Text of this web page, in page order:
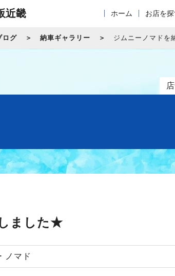
近畿 ホーム お店を探
ログ 納車ギャラリー ジムニーノマドを
ました★
ノマド